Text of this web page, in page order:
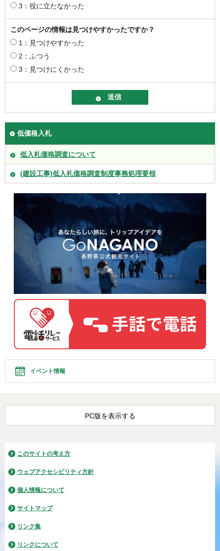
3：役に立たなかった
このページの情報は見つけやすかったですか？
1：見つけやすかった
2：ふつう
3：見つけにくかった
低価格入札
低入札価格調査について
(建設工事)低入札価格調査制度事務処理要領
イベント情報
PC版を表示する
このサイトの考え方
ウェブアクセシビリティ方針
個人情報について
サイトマップ
リンク集
リンクについて